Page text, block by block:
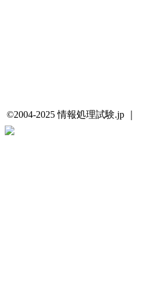
©2004-2025 情報処理試験.jp ｜